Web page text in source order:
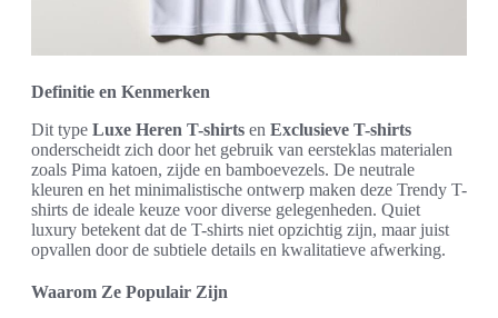
Definitie en Kenmerken
Dit type Luxe Heren T-shirts en Exclusieve T-shirts
onderscheidt zich door het gebruik van eersteklas materialen
zoals Pima katoen, zijde en bamboevezels. De neutrale
kleuren en het minimalistische ontwerp maken deze Trendy T-
shirts de ideale keuze voor diverse gelegenheden. Quiet
luxury betekent dat de T-shirts niet opzichtig zijn, maar juist
opvallen door de subtiele details en kwalitatieve afwerking.
Waarom Ze Populair Zijn